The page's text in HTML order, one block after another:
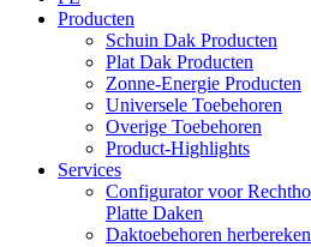
Producten
Schuin Dak Producten
Plat Dak Producten
Zonne-Energie Producten
Universele Toebehoren
Overige Toebehoren
Product-Highlights
Services
Configurator voor
Platte Daken
Daktoebehoren